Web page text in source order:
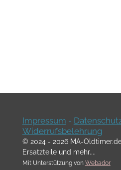
Impressum -
Widerrufsbelehrung
© 2024 - 2026 MA-
Ersatzteile und mehr....
Mit Unterstützung von Webador